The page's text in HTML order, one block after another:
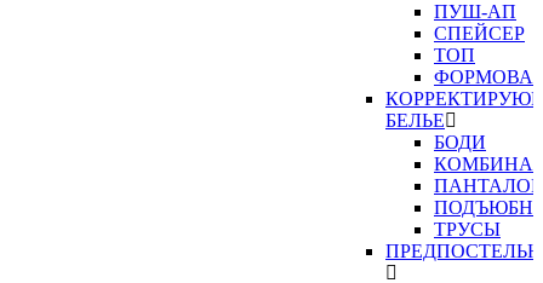
ПУШ-АП
СПЕЙСЕР
ТОП
БЕЛЬЕ
БОДИ
ТРУСЫ